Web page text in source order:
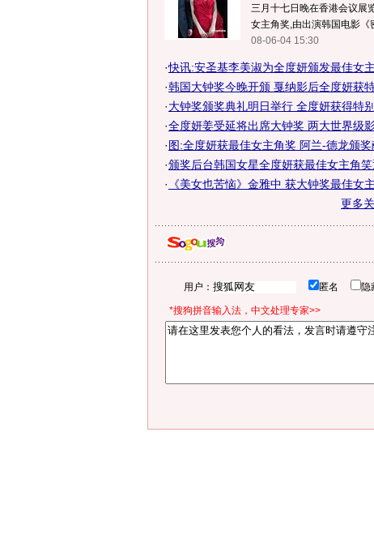
三月十七日晚在香港会议展
女主角奖,由出演韩国电影
08-06-04 15:30
·快讯:安圣基李美淑为全度妍颁发最佳女
·韩国大钟奖今晚开颁 戛纳影后全度妍获
·大钟奖颁奖典礼明日举行 全度妍获得特别
·全度妍姜受延将出席大钟奖 两大世界级影
·图:全度妍获最佳女主角奖 阿兰-德龙颁奖
·颁奖后台韩国女星全度妍获最佳女主角
·
《美女也苦恼》金雅中 获大钟奖最佳女主
更多
用户： 匿名 隐
*搜狗拼音输入法，中文处理专家>>